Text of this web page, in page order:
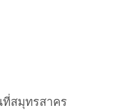
สมุทรสาคร